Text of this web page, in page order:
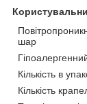
шар
Кількість в
Кількість